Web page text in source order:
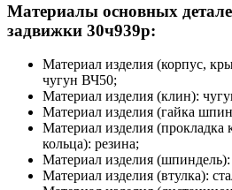
Материалы основных
задвижки 30ч939р:
Материал изделия (корпус,
чугун ВЧ50;
Материал изделия (клин):
Материал изделия (гайка
Материал изделия
кольца): резина;
Материал изделия
Материал изделия (втулка):